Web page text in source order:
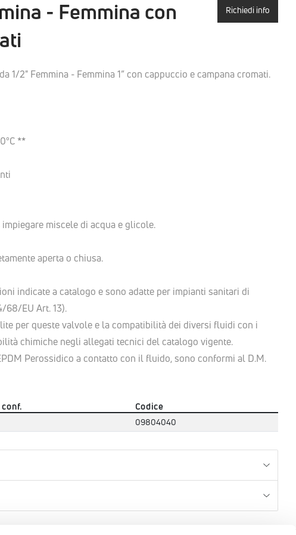
- Femmina con
Richiedi info
1/2" Femmina - Femmina 1” con cappuccio e campana cromati.
**
miscele di acqua e glicole.
aperta o chiusa.
indicate a catalogo e sono adatte per impianti sanitari di
68/EU Art. 13).
per queste valvole e la compatibilità dei diversi fluidi con i
chimiche negli allegati tecnici del catalogo vigente.
Perossidico a contatto con il fluido, sono conformi al D.M.
Codice
09804040